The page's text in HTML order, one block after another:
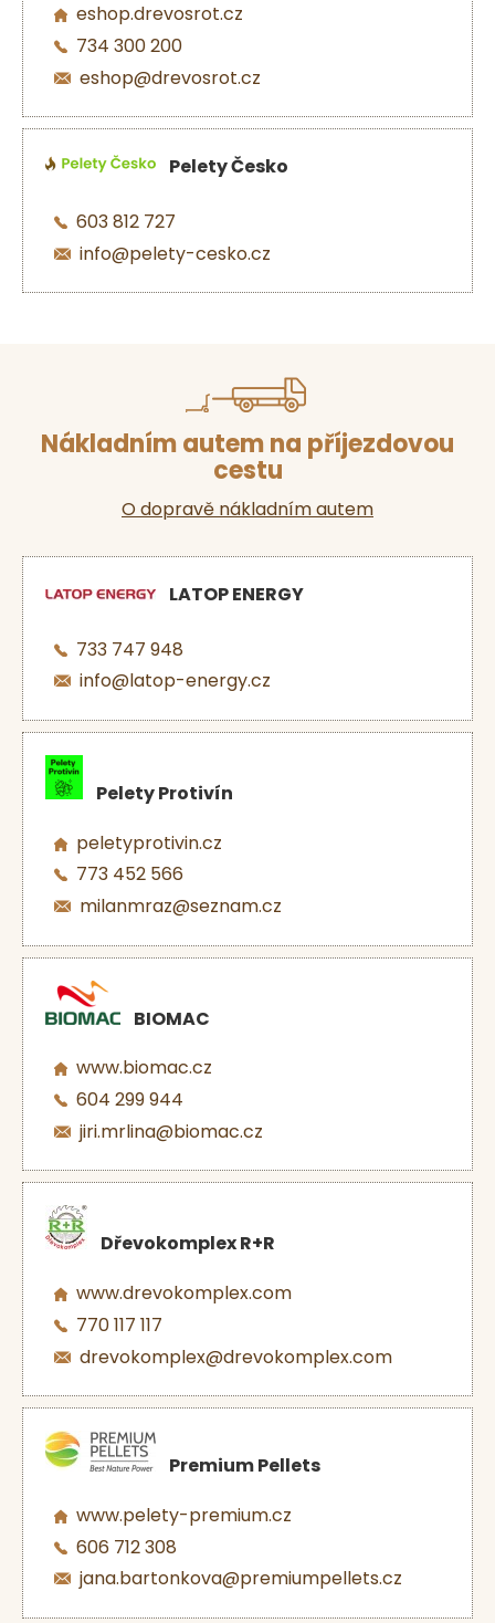
eshop.drevosrot.cz
734 300 200
eshop@drevosrot.cz
Pelety Česko
603 812 727
info@pelety-cesko.cz
Nákladním autem na příjezdovou
cestu
O dopravě nákladním autem
LATOP ENERGY
733 747 948
info@latop-energy.cz
Pelety Protivín
peletyprotivin.cz
773 452 566
milanmraz@seznam.cz
BIOMAC
www.biomac.cz
604 299 944
jiri.mrlina@biomac.cz
Dřevokomplex R+R
www.drevokomplex.com
770 117 117
drevokomplex@drevokomplex.com
Premium Pellets
www.pelety-premium.cz
606 712 308
jana.bartonkova@premiumpellets.cz